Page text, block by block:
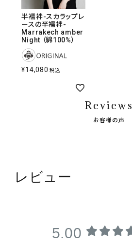
半襦袢-スカラップレ
ースの半襦袢-
Marrakech amber
Night （綿100%）
¥14,080 税込
Reviews
お客様の声
レビュー
5.00